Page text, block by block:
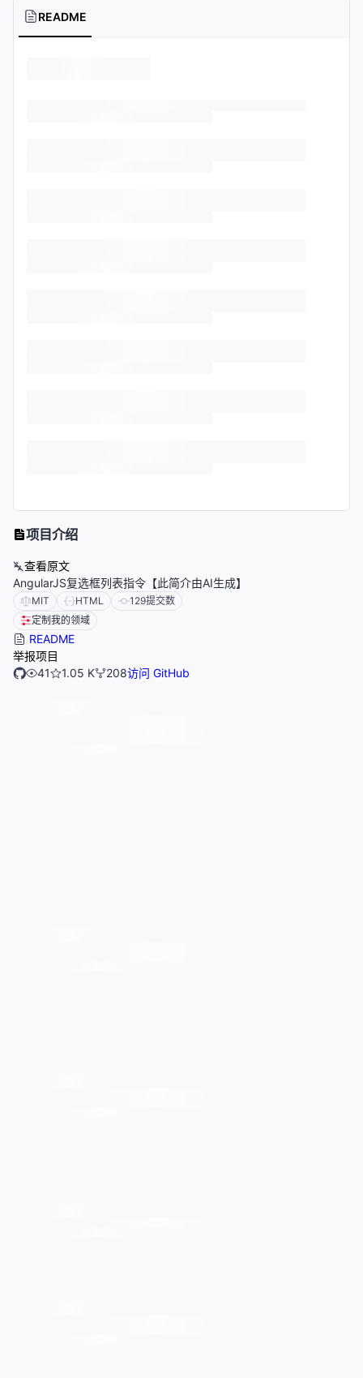
README
项目介绍
查看原文
AngularJS复选框列表指令【此简介由AI生成】
MIT HTML 129提交数
定制我的领域
README
举报项目
41
1.05 K 208访问 GitHub